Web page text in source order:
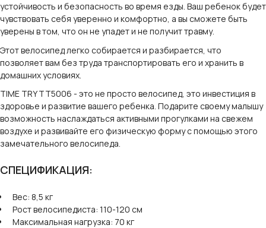
устойчивость и безопасность во время езды. Ваш ребенок будет
чувствовать себя уверенно и комфортно, а вы сможете быть
уверены в том, что он не упадет и не получит травму.
Этот велосипед легко собирается и разбирается, что
позволяет вам без труда транспортировать его и хранить в
домашних условиях.
TIME TRY TT5006 - это не просто велосипед, это инвестиция в
здоровье и развитие вашего ребенка. Подарите своему малышу
возможность наслаждаться активными прогулками на свежем
воздухе и развивайте его физическую форму с помощью этого
замечательного велосипеда.
СПЕЦИФИКАЦИЯ:
Вес: 8,5 кг
Рост велосипедиста: 110-120 см
Максимальная нагрузка: 70 кг